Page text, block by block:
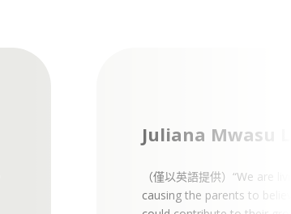
Juliana Mwasu
（僅以英語提供）“We
causing the parents to